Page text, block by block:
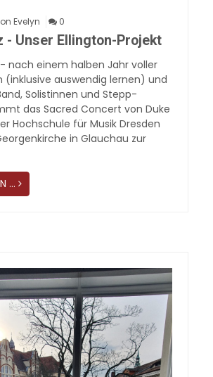
Evelyn 0
- Unser Ellington-Projekt
nach einem halben Jahr voller
(inklusive auswendig lernen) und
Solistinnen und Stepp-
das Sacred Concert von Duke
Hochschule für Musik Dresden
in Glauchau zur
…